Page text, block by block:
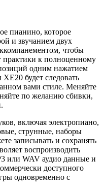
пианино, которое
и звучанием двух
чтобы
практики к полноценному
одним нажатием
будет следовать
вами стиле. Меняйте
по желанию сбивки,
включая электропиано,
струнные, наборы
записывать и сохранять
воспроизводить
или WAV аудио данные и
доступного
одновременно с